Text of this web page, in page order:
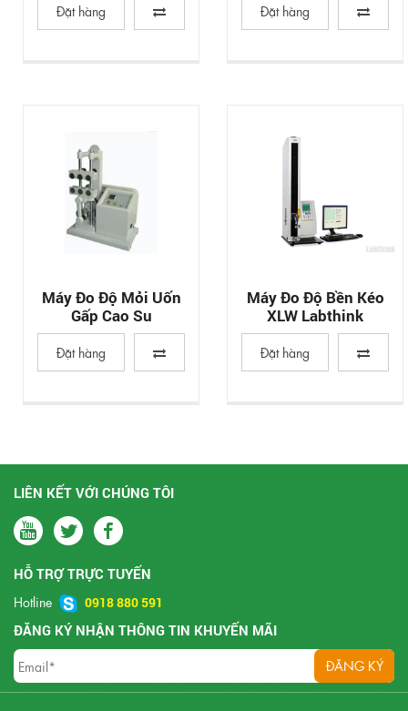
Đặt hàng Đặt hàng
Máy Đo Độ Mỏi Uốn
Gấp Cao Su
Đặt hàng
Máy Đo Độ Bền Kéo
XLW Labthink
Đặt hàng
LIÊN KẾT VỚI CHÚNG TÔI
HỖ TRỢ TRỰC TUYẾN
Hotline
0918 880 591
ĐĂNG KÝ NHẬN THÔNG TIN KHUYẾN MÃI